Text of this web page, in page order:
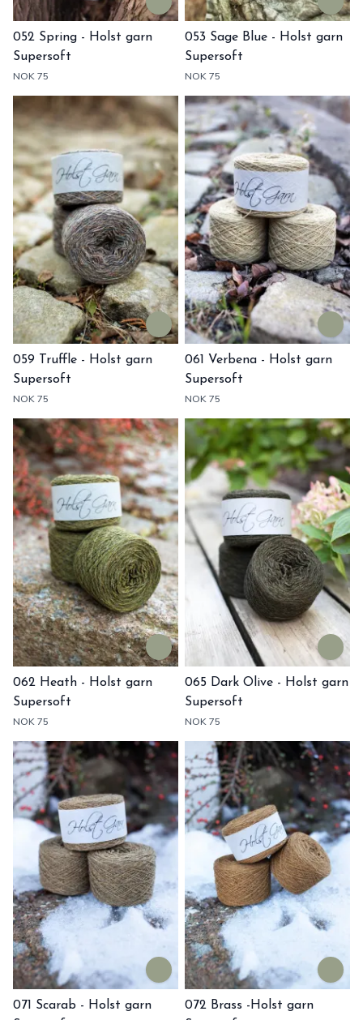
052 Spring - Holst garn
Supersoft
NOK 75
053 Sage Blue - Holst garn
Supersoft
NOK 75
059 Truffle - Holst garn
Supersoft
NOK 75
061 Verbena - Holst garn
Supersoft
NOK 75
062 Heath - Holst garn
Supersoft
NOK 75
065 Dark Olive - Holst garn
Supersoft
NOK 75
071 Scarab - Holst garn
072 Brass -Holst garn